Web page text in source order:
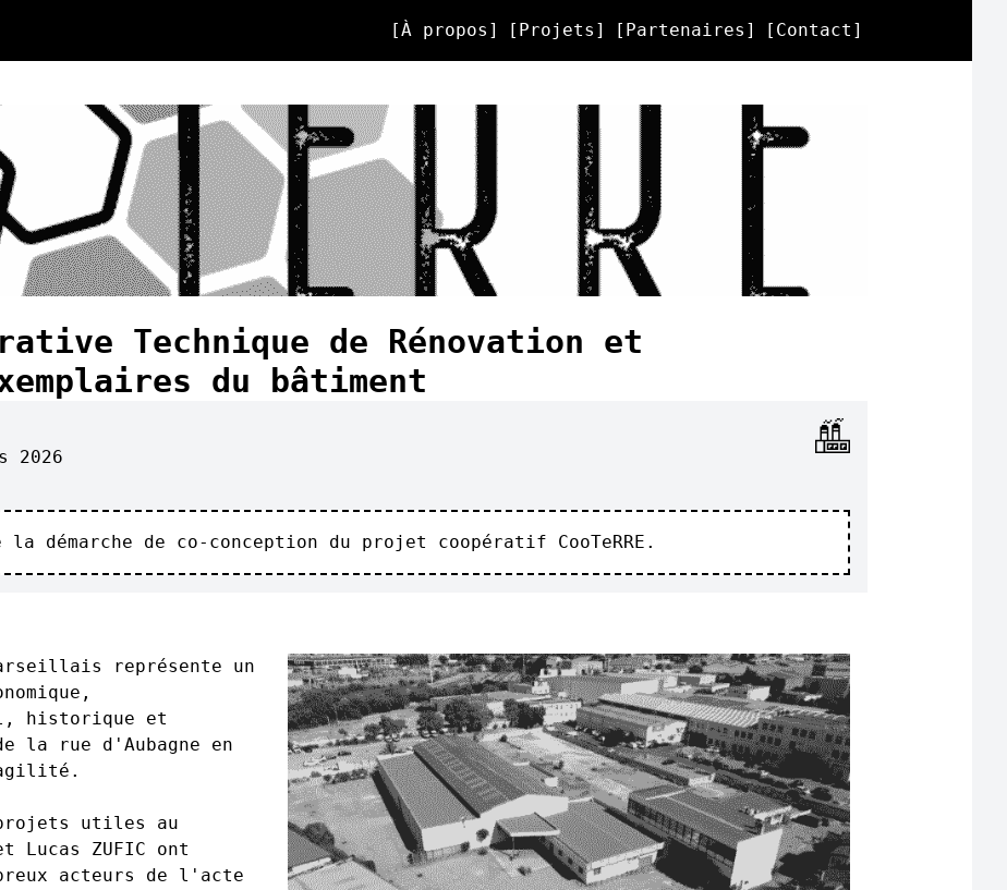
[À propos ] [ Projets ] [ Partenaires ] [ Contact ]
Technique de Rénovation et
du bâtiment
2026
démarche de co-conception du projet coopératif CooTeRRE.
représente un
historique et
la rue d'Aubagne en
projets utiles au
Lucas ZUFIC ont
acteurs de l'acte